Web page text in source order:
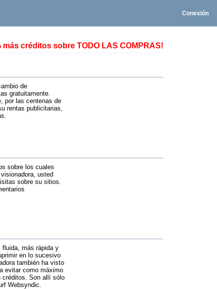
Conexión
créditos sobre TODO LAS COMPRAS!
de
gratuitamente.
por las centenas de
rentas publicitarias,
sobre los cuales
usted
sobre su sitios.
fluida, más rápida y
en lo sucesivo
también ha visto
evitar como máximo
créditos. Son allí sólo
Websyndic.